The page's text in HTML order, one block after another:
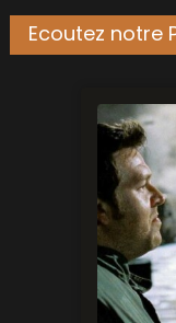
Ecoutez notre